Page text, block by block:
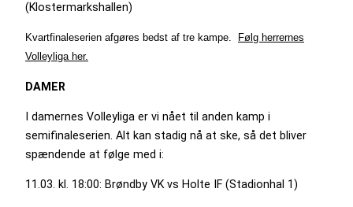
(Klostermarkshallen)
Kvartfinaleserien afgøres bedst af tre kampe.
Følg herrernes
Volleyliga her.
DAMER
I damernes Volleyliga er vi nået til anden kamp i
semifinaleserien. Alt kan stadig nå at ske, så det bliver
spændende at følge med i:
11.03. kl. 18:00: Brøndby VK vs Holte IF (Stadionhal 1)